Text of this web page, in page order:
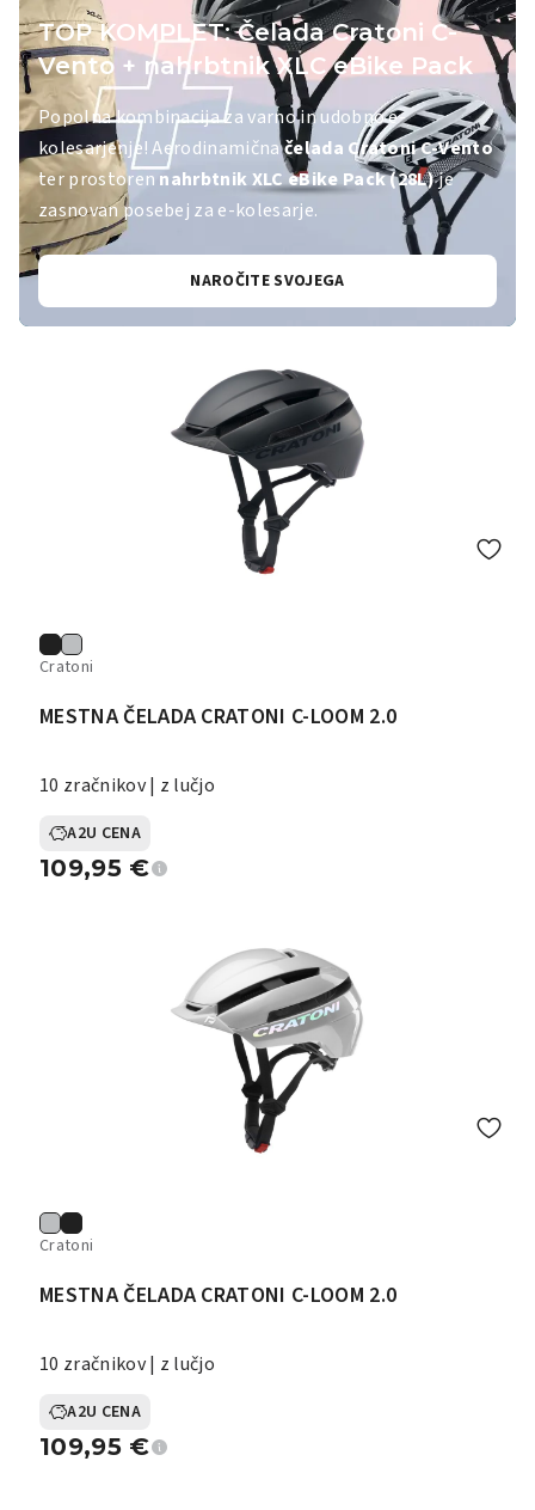
TOP KOMPLET: Čelada Cratoni C-
Vento + nahrbtnik XLC eBike Pack
Popolna kombinacija za varno in udobno e-
kolesarjenje! Aerodinamičnačelada Cratoni C-Vento
ter prostoren nahrbtnik XLC eBike Pack (28L)je
zasnovan posebej za e-kolesarje.
NAROČITE SVOJEGA
Cratoni
MESTNA ČELADA CRATONI C-LOOM 2.0
10 zračnikov | z lučjo
A2U CENA
109,95 €
Cratoni
MESTNA ČELADA CRATONI C-LOOM 2.0
10 zračnikov | z lučjo
A2U CENA
109,95 €